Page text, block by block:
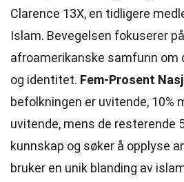
Clarence 13X, en tidligere
Islam. Bevegelsen fokuserer
afroamerikanske samfunn om
og identitet. Fem-Prosent
befolkningen er uvitende, 10%
uvitende, mens de resterende
kunnskap og søker å opplyse
bruker en unik blanding av